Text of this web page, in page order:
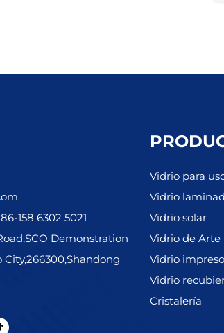
158 6302 5021
Demonstration
Vidrio para
Vidrio
Vidrio solar
Vidrio de Arte
Vidrio
Vidrio
Cristalería